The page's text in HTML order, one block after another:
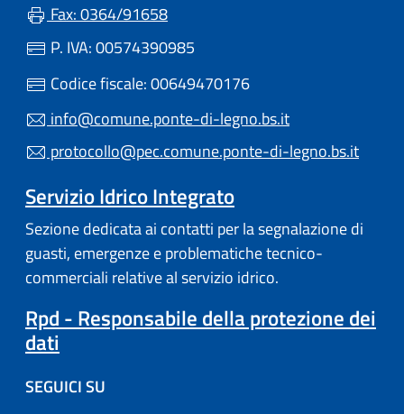
Fax: 0364/91658
P. IVA: 00574390985
Codice fiscale: 00649470176
info@comune.ponte-di-legno.bs.it
protocollo@pec.comune.ponte-di-legno.bs.it
Servizio Idrico Integrato
Sezione dedicata ai contatti per la segnalazione di
guasti, emergenze e problematiche tecnico-
commerciali relative al servizio idrico.
Rpd - Responsabile della protezione dei
dati
SEGUICI SU